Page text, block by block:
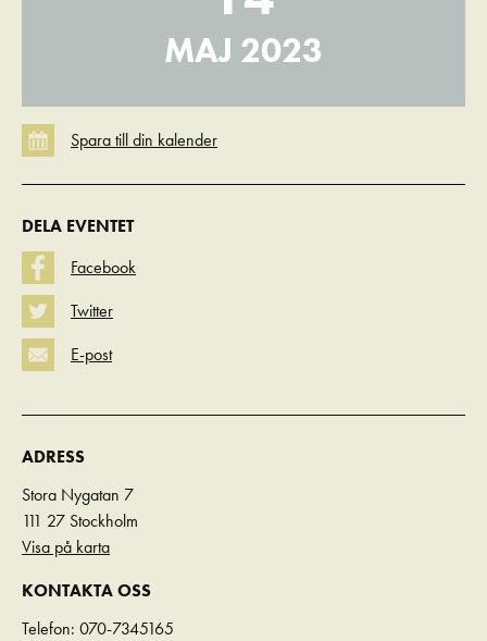
MAJ 2023
DELA EVENTET
Facebook
Twitter
E-post
ADRESS
Stora Nygatan 7
111 27 Stockholm
Visa på karta
KONTAKTA OSS
Telefon: 070-7345165